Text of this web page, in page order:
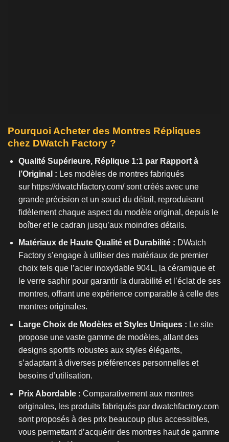
Pourquoi Acheter des Montres Répliques
chez DWatch Factory ?
Qualité Supérieure, Réplique 1:1 par Rapport à
l’Original : Les modèles de montres fabriqués
sur https://dwatchfactory.com/sont créés avec une
grande précision et un souci du détail, reproduisant
fidèlement chaque aspect du modèle original, depuis le
boîtier et le cadran jusqu’aux moindres détails.
Matériaux de Haute Qualité et Durabilité : DWatch
Factory s’engage à utiliser des matériaux de premier
choix tels que l’acier inoxydable 904L, la céramique et
le verre saphir pour garantir la durabilité et l’éclat de ses
montres, offrant une expérience comparable à celle des
montres originales.
Large Choix de Modèles et Styles Uniques : Le site
propose une vaste gamme de modèles, allant des
designs sportifs robustes aux styles élégants,
s’adaptant à diverses préférences personnelles et
besoins d’utilisation.
Prix Abordable : Comparativement aux montres
originales, les produits fabriqués par dwatchfactory.com
sont proposés à des prix beaucoup plus accessibles,
vous permettant d’acquérir des montres haut de gamme